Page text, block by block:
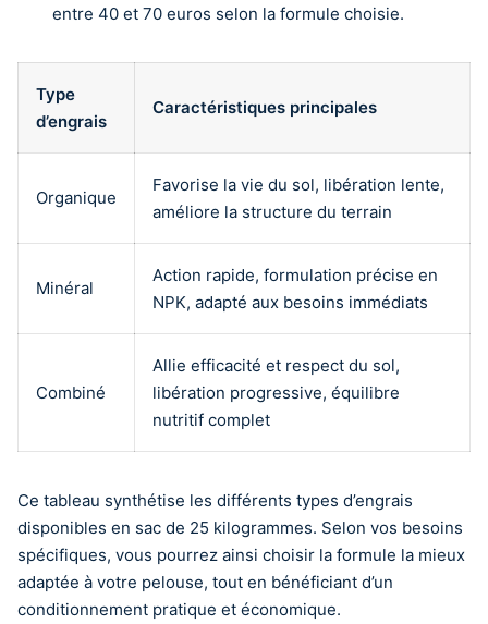
entre 40 et 70 euros selon la formule choisie.
Type
d’engrais
Caractéristiques principales
Organique
Favorise la vie du sol, libération lente,
améliore la structure du terrain
Minéral
Action rapide, formulation précise en
NPK, adapté aux besoins immédiats
Combiné
Allie efficacité et respect du sol,
libération progressive, équilibre
nutritif complet
Ce tableau synthétise les différents types d’engrais
disponibles en sac de 25 kilogrammes. Selon vos besoins
spécifiques, vous pourrez ainsi choisir la formule la mieux
adaptée à votre pelouse, tout en bénéficiant d’un
conditionnement pratique et économique.